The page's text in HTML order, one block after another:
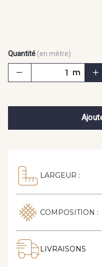
Quantité (en mètre)
m
LARGEUR :
COMPOSITION :
LIVRAISONS